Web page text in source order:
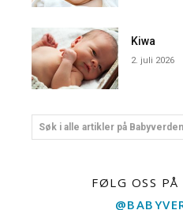
Kiwa
2. juli 2026
Søk i alle artikler på Babyverden
FØLG OSS PÅ